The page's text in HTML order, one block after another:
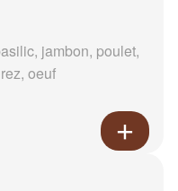
jambon, poulet,
oeuf